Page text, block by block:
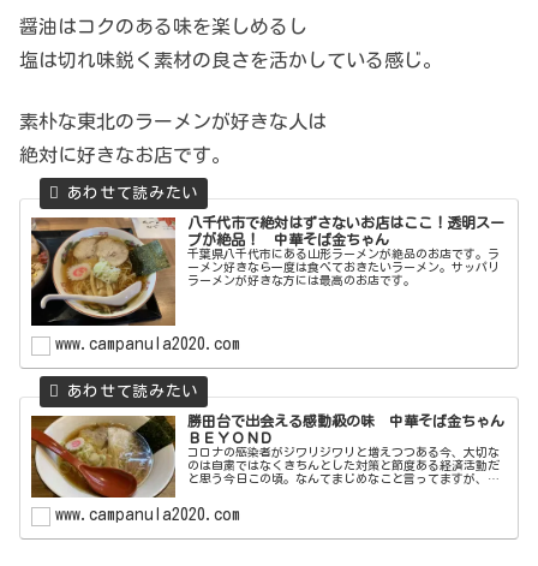
醤油はコクのある味を楽しめるし
塩は切れ味鋭く素材の良さを活かしている感じ。
素朴な東北のラーメンが好きな人は
絶対に好きなお店です。
八千代市で絶対はずさないお店はここ！透明スー
プが絶品！ 中華そば金ちゃん
千葉県八千代市にある山形ラーメンが絶品のお店です。ラ
ーメン好きなら一度は食べておきたいラーメン。サッパリ
ラーメンが好きな方には最高のお店です。
www.campanula2020.com
勝田台で出会える感動級の味 中華そば金ちゃん
ＢＥＹＯＮＤ
コロナの感染者がジワリジワリと増えつつある今、大切な
のは自粛ではなくきちんとした対策と節度ある経済活動だ
と思う今日この頃。なんてまじめなこと言ってますが、初
のかがわからなくて不安ですよね。...
www.campanula2020.com